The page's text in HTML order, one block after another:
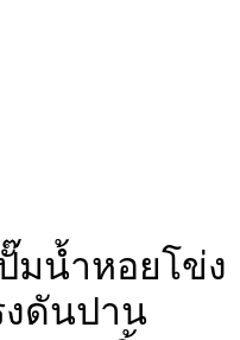
มน้ำหอยโข่ง
ดันปาน